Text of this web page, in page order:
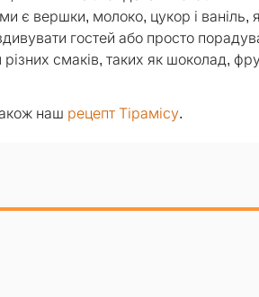
є вершки, молоко, цукор і
гостей або просто
смаків, таких як шоколад,
наш рецепт Тірамісу.